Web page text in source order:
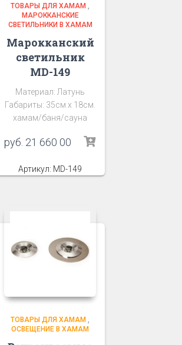
ТОВАРЫ ДЛЯ ХАМАМ ,
МАРОККАНСКИЕ
СВЕТИЛЬНИКИ В ХАМАМ
Марокканский
светильник
MD-149
Материал: Латунь
Габариты: 35см х 18см.
хамам/баня/сауна
руб. 21 660 00
Артикул: MD-149
ТОВАРЫ ДЛЯ ХАМАМ ,
ОСВЕЩЕНИЕ В ХАМАМ